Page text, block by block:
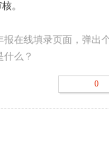
。
记载状态。予以受理
予受理的理由书面告
土地出让、授予荣誉
证件等、、将受到信
录：
在线填录页面，弹出
么？
0